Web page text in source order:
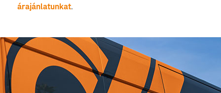
árajánlatunkat.